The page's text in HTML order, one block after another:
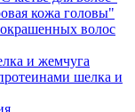
кожа головы"
волос
и жемчуга
шелка и